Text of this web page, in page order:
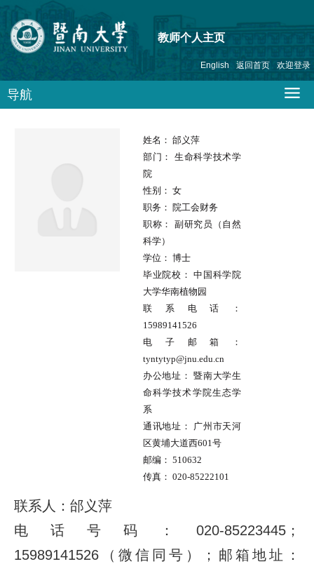
教师个人主页
English 返回首页 欢迎登录
导航
姓名： 邰义萍
部门： 生命科学技术学
院
性别： 女
职务： 院工会财务
职称： 副研究员（自然
科学）
学位： 博士
毕业院校：中国科学院
大学华南植物园
联系电话：
15989141526
电子邮箱：
tyntytyp@jnu.edu.cn
办公地址：暨南大学生
命科学技术学院生态学
系
通讯地址： 广州市天河
区黄埔大道西601号
邮编： 510632
传真： 020-85222101
联系人：邰义萍
电话号码：020-85223445；
15989141526（微信同号）； 邮箱地址：